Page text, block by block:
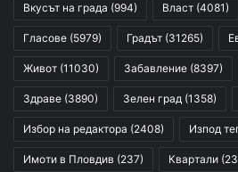
Вкусът на града (994) Власт (4081)
Гласове (5979) Градът (31265)
Живот (11030) Забавление (8397)
Здраве (3890) Зелен град (1358)
Избор на редактора (2408) Изпод
Имоти в Пловдив (237) Квартали